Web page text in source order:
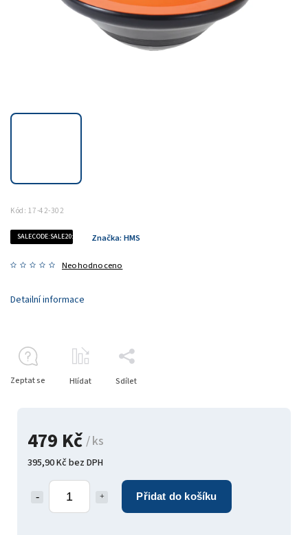
Kód: 17-42-302
SALECODE:SALE20:20:%
Neohodnoceno
Značka: HMS
479 Kč / ks
395,90 Kč bez DPH
Přidat do košíku
Detailní informace
Zeptat se Hlídat Sdílet